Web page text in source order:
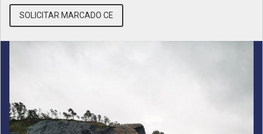
SOLICITAR MARCADO CE